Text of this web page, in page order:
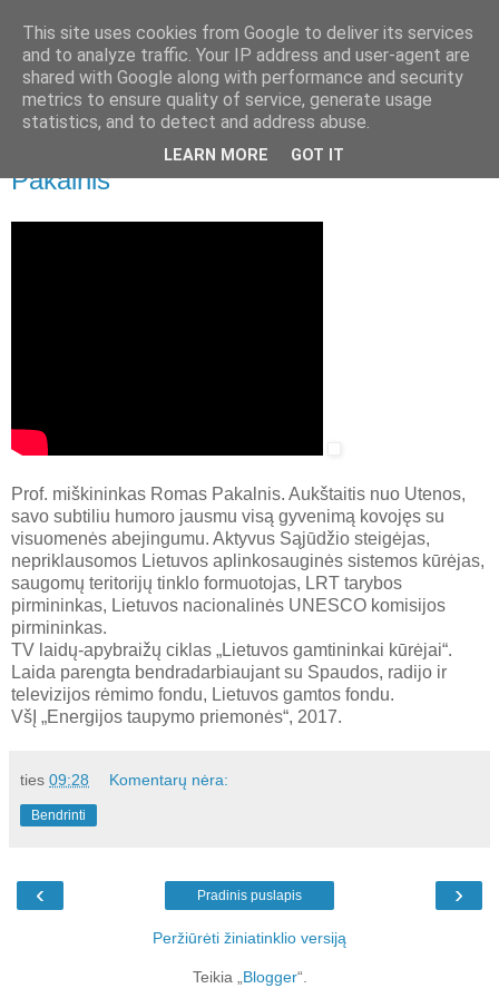
2018 m. liepos 31 d., antradienis
Lietuvos gamtininkai kūrėjai: Romas
Pakalnis
Prof. miškininkas Romas Pakalnis. Aukštaitis nuo Utenos,
savo subtiliu humoro jausmu visą gyvenimą kovojęs su
visuomenės abejingumu. Aktyvus Sąjūdžio steigėjas,
nepriklausomos Lietuvos aplinkosauginės sistemos kūrėjas,
saugomų teritorijų tinklo formuotojas, LRT tarybos
pirmininkas, Lietuvos nacionalinės UNESCO komisijos
pirmininkas.
TV laidų-apybraižų ciklas „Lietuvos gamtininkai kūrėjai“.
Laida parengta bendradarbiaujant su Spaudos, radijo ir
televizijos rėmimo fondu, Lietuvos gamtos fondu.
VšĮ „Energijos taupymo priemonės“, 2017.
ties 09:28 Komentarų nėra:
Bendrinti
‹ ›
Pradinis puslapis
Peržiūrėti žiniatinklio versiją
Teikia „Blogger“.
This site uses cookies from Google to deliver its services
and to analyze traffic. Your IP address and user-agent are
shared with Google along with performance and security
metrics to ensure quality of service, generate usage
statistics, and to detect and address abuse.
LEARN MORE GOT IT